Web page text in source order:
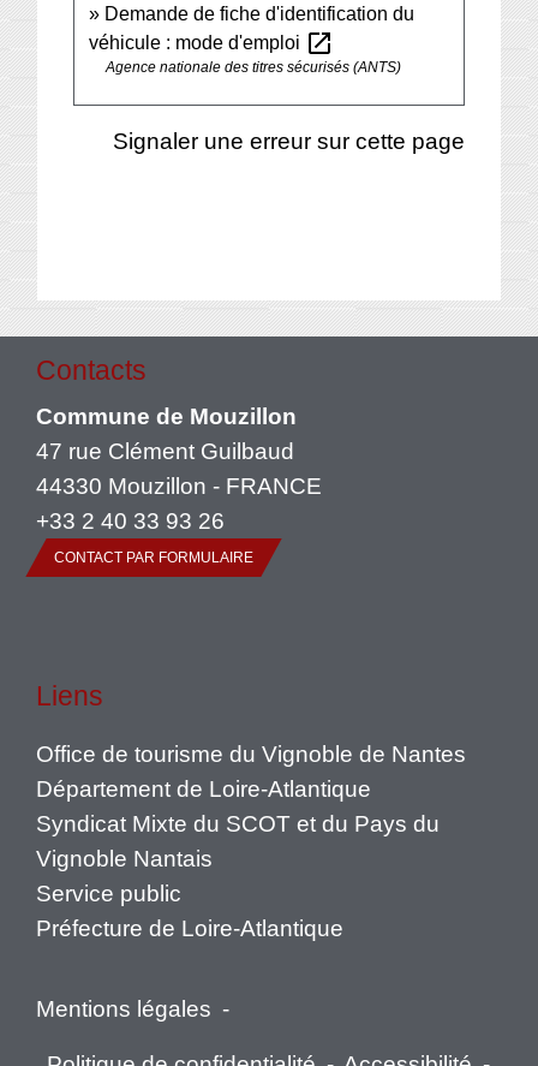
Demande de fiche d'identification du
véhicule : mode d'emploi open_in_new
Agence nationale des titres sécurisés (ANTS)
Signaler une erreur sur cette page
Contacts
Commune de Mouzillon
47 rue Clément Guilbaud
44330 Mouzillon - FRANCE
+33 2 40 33 93 26
CONTACT PAR FORMULAIRE
Liens
Office de tourisme du Vignoble de Nantes
Département de Loire-Atlantique
Syndicat Mixte du SCOT et du Pays du
Vignoble Nantais
Service public
Préfecture de Loire-Atlantique
Mentions légales -